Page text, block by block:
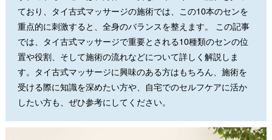
ており、タイ古式マッサージの施術では、この10本のセンを
重点的に刺激すると、全身のバランスを整えます。 この記事
では、タイ古式マッサージで重要とされる10種類のセンの位
置や役割、そして施術の流れなどについて詳しく解説しま
す。タイ古式マッサージに興味のある方はもちろん、施術を
受ける際に知識を深めたい方や、自宅でのセルフケアに活か
したい方も、ぜひ参考にしてください。